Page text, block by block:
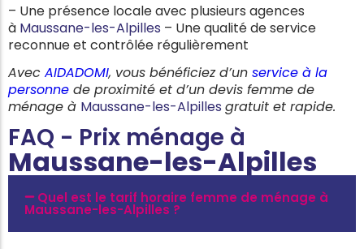
– Une présence locale avec plusieurs agences
à Maussane-les-Alpilles – Une qualité de service
reconnue et contrôlée régulièrement
Avec AIDADOMI, vous bénéficiez d’un service à la
personne de proximité et d’un devis femme de
ménage à Maussane-les-Alpilles gratuit et rapide.
FAQ - Prix ménage à
Maussane-les-Alpilles
Quel est le tarif horaire femme de ménage à
Maussane-les-Alpilles ?